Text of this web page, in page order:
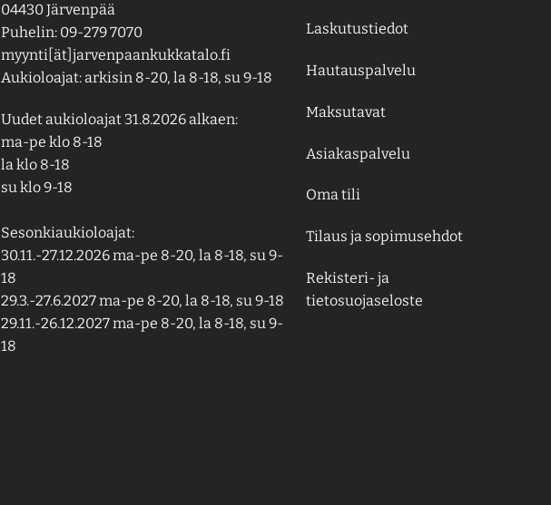
04430 Järvenpää
Puhelin: 09-279 7070
myynti[ät]jarvenpaankukkatalo.fi
Aukioloajat: arkisin 8-20, la 8-18, su 9-18
Uudet aukioloajat 31.8.2026 alkaen:
ma-pe klo 8-18
la klo 8-18
su klo 9-18
Sesonkiaukioloajat:
30.11.-27.12.2026 ma-pe 8-20, la 8-18, su 9-
18
29.3.-27.6.2027 ma-pe 8-20, la 8-18, su 9-18
29.11.-26.12.2027 ma-pe 8-20, la 8-18, su 9-
18
Laskutustiedot
Hautauspalvelu
Maksutavat
Asiakaspalvelu
Oma tili
Tilaus ja sopimusehdot
Rekisteri- ja
tietosuojaseloste